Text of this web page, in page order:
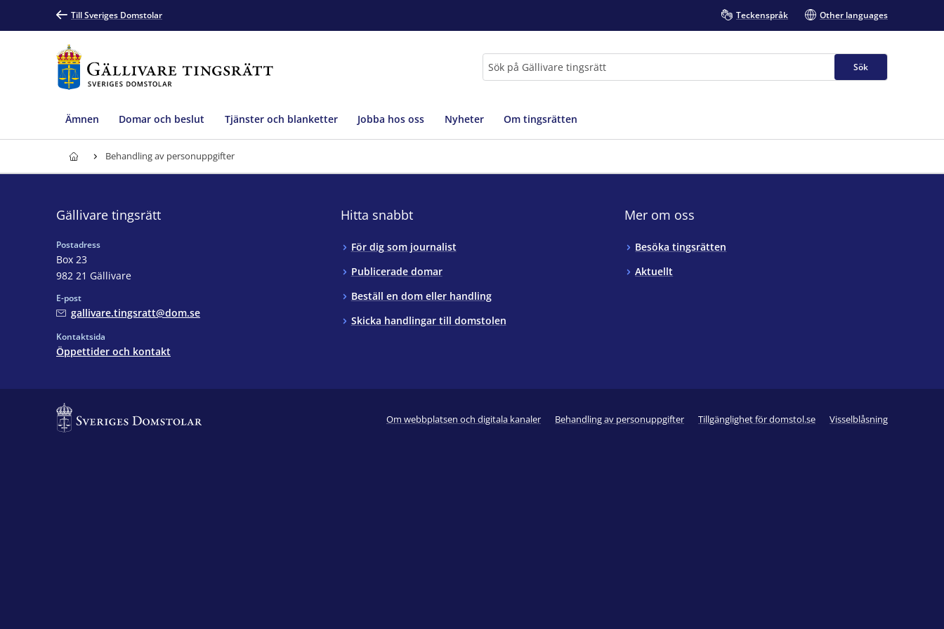
Till Sveriges Domstolar Teckenspråk Other languages
Sök
Ämnen Domar och beslut Tjänster och blanketter Jobba hos oss Nyheter Om tingsrätten
Behandling av personuppgifter
Gällivare tingsrätt
Postadress
Box 23
982 21 Gällivare
E-post
gallivare.tingsratt@dom.se
Kontaktsida
Öppettider och kontakt
Hitta snabbt
För dig som journalist
Publicerade domar
Beställ en dom eller handling
Skicka handlingar till domstolen
Mer om oss
Besöka tingsrätten
Aktuellt
Om webbplatsen och digitala kanaler Behandling av personuppgifter Tillgänglighet för domstol.se Visselblåsning